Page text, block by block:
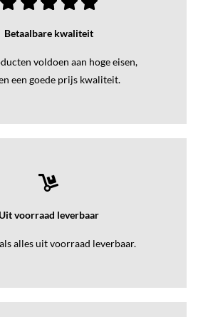
Betaalbare kwaliteit
voldoen aan hoge eisen,
een goede prijs kwaliteit.
Uit voorraad leverbaar
alles uit voorraad leverbaar.